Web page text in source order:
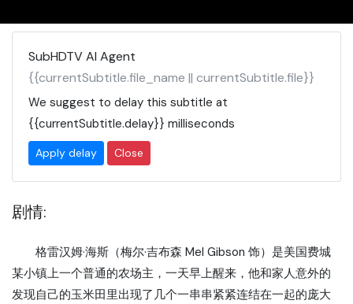
SubHDTV AI Agent
{{currentSubtitle.file_name || currentSubtitle.file}}
We suggest to delay this subtitle at
{{currentSubtitle.delay}} milliseconds
Apply delay Close
剧情:
格雷汉姆·海斯（梅尔·吉布森 Mel Gibson 饰）是美国费城
某小镇上一个普通的农场主，一天早上醒来，他和家人意外的
发现自己的玉米田里出现了几个一串串紧紧连结在一起的庞大